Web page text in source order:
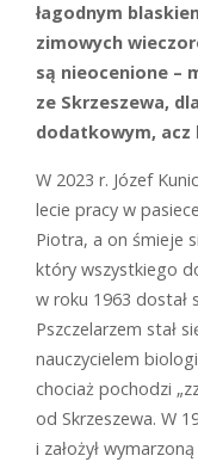
łagodnym
zimowych
są nieocenione –
ze Skrzeszewa,
dodatkowym, acz
W 2023 r. Józef
lecie pracy w
Piotra, a on śmieje
który wszystkiego
w roku 1963 dostał
Pszczelarzem stał
nauczycielem
chociaż pochodzi
od Skrzeszewa. W
i założył